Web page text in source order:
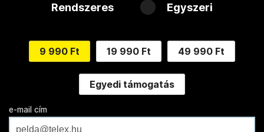
Rendszeres Egyszeri
9 990 Ft 19 990 Ft 49 990 Ft
Egyedi támogatás
e-mail cím